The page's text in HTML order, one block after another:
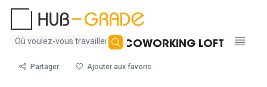
Aucun
trouvé
LOUE BUREAUX COWORKING LOFT
Partager Ajouter aux favoris